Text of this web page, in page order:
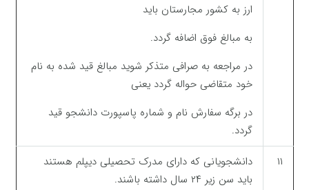
ارز به کشور مجارستان باید
به مبالغ فوق اضافه گردد.
در مراجعه به صرافی متذکر شوید مبالغ قید شده به نام
خود متقاضی حواله گردد یعنی
در برگه سفارش نام و شماره پاسپورت دانشجو قید
گردد.
۱۱
دانشجویانی که دارای مدرک تحصیلی دیپلم هستند
باید سن زیر ۲۴ سال داشته باشند.